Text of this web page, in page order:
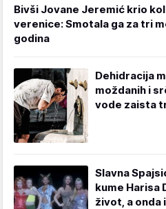
Bivši Jovane Jeremić krio
verenice: Smotala ga za tri
godina
Dehidracija
moždanih i
vode zaista
Slavna
kume Harisa
život, a onda